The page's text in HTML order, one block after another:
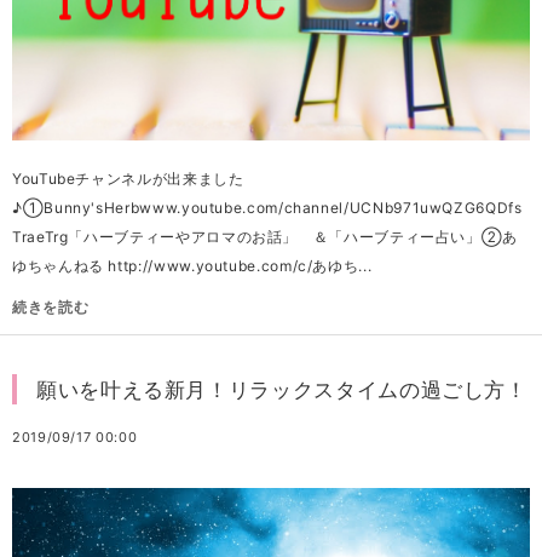
YouTubeチャンネルが出来ました
♪①Bunny'sHerbwww.youtube.com/channel/UCNb971uwQZG6QDfs
TraeTrg「ハーブティーやアロマのお話」 ＆「ハーブティー占い」②あ
ゆちゃんねる http://www.youtube.com/c/あゆち...
続きを読む
願いを叶える新月！リラックスタイムの過ごし方！
2019/09/17 00:00